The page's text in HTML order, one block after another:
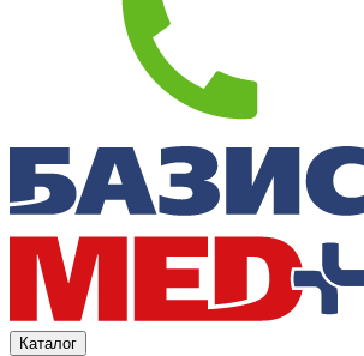
Каталог